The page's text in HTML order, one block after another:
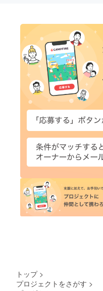
トップ >
プロジェクトをさがす >